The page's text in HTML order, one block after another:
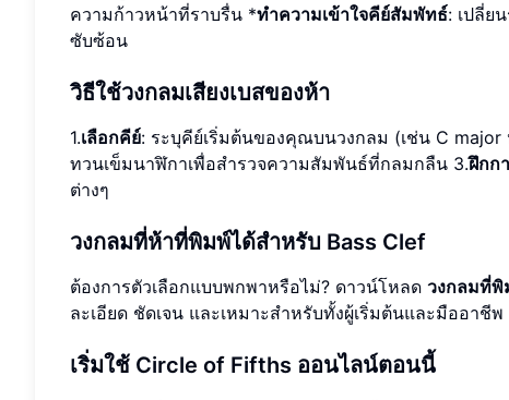
ความก้าวหน้าที่ราบรื่น *ทําความเข้าใจคีย์สัมพัทธ์: เปลี่ย
ซับซ้อน
วิธีใช้วงกลมเสียงเบสของห้า
1.เลือกคีย์: ระบุคีย์เริ่มต้นของคุณบนวงกลม (เช่น C major
ทวนเข็มนาฬิกาเพื่อสํารวจความสัมพันธ์ที่กลมกลืน 3.ฝึกก
ต่างๆ
วงกลมที่ห้าที่พิมพ์ได้สําหรับ Bass Clef
ต้องการตัวเลือกแบบพกพาหรือไม่? ดาวน์โหลด วงกลมที่พิ
ละเอียด ชัดเจน และเหมาะสําหรับทั้งผู้เริ่มต้นและมืออาชีพ
เริ่มใช้ Circle of Fifths ออนไลน์ตอนนี้